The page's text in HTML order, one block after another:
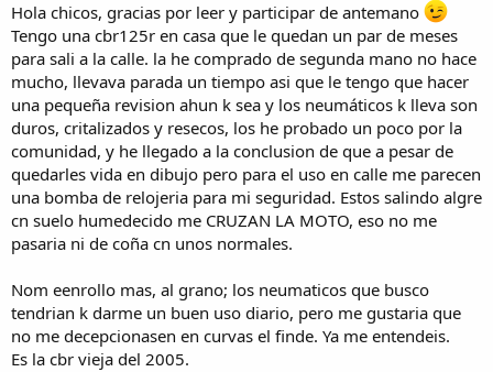
Hola chicos, gracias por leer y participar de antemano
Tengo una cbr125r en casa que le quedan un par de meses
para sali a la calle. la he comprado de segunda mano no hace
mucho, llevava parada un tiempo asi que le tengo que hacer
una pequeña revision ahun k sea y los neumáticos k lleva son
duros, critalizados y resecos, los he probado un poco por la
comunidad, y he llegado a la conclusion de que a pesar de
quedarles vida en dibujo pero para el uso en calle me parecen
una bomba de relojeria para mi seguridad. Estos salindo algre
cn suelo humedecido me CRUZAN LA MOTO, eso no me
pasaria ni de coña cn unos normales.
Nom eenrollo mas, al grano; los neumaticos que busco
tendrian k darme un buen uso diario, pero me gustaria que
no me decepcionasen en curvas el finde. Ya me entendeis.
Es la cbr vieja del 2005.